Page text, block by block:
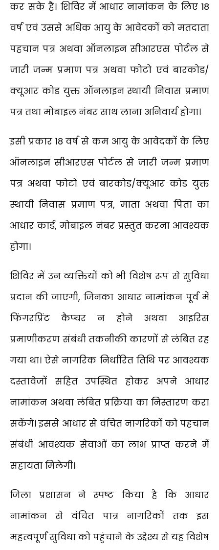
कर सके हैं। शिविर में आधार नामांकन के लिए 18
वर्ष एवं उससे अधिक आयु के आवेदकों को मतदाता
पहचान पत्र अथवा ऑनलाइन सीआरएस पोर्टल से
जारी जन्म प्रमाण पत्र अथवा फोटो एवं बारकोड/
क्यूआर कोड युक्त ऑनलाइन स्थायी निवास प्रमाण
पत्र तथा मोबाइल नंबर साथ लाना अनिवार्य होगा।
इसी प्रकार 18 वर्ष से कम आयु के आवेदकों के लिए
ऑनलाइन सीआरएस पोर्टल से जारी जन्म प्रमाण
पत्र अथवा फोटो एवं बारकोड/क्यूआर कोड युक्त
स्थायी निवास प्रमाण पत्र, माता अथवा पिता का
आधार कार्ड, मोबाइल नंबर प्रस्तुत करना आवश्यक
होगा।
शिविर में उन व्यक्तियों को भी विशेष रूप से सुविधा
प्रदान की जाएगी, जिनका आधार नामांकन पूर्व में
फिंगरप्रिंट कैप्चर न होने अथवा आइरिस
प्रमाणीकरण संबंधी तकनीकी कारणों से लंबित रह
गया था। ऐसे नागरिक निर्धारित तिथि पर आवश्यक
दस्तावेजों सहित उपस्थित होकर अपने आधार
नामांकन अथवा लंबित प्रक्रिया का निस्तारण करा
सकेंगे। इससे आधार से वंचित नागरिकों को पहचान
संबंधी आवश्यक सेवाओं का लाभ प्राप्त करने में
सहायता मिलेगी।
जिला प्रशासन ने स्पष्ट किया है कि आधार
नामांकन से वंचित पात्र नागरिकों तक इस
महत्वपूर्ण सुविधा को पहुंचाने के उद्देश्य से यह विशेष